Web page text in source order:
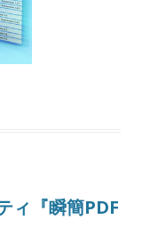
ィ『瞬簡PDF